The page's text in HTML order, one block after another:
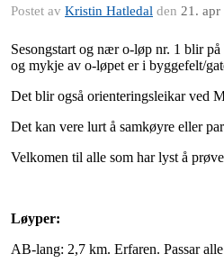
Postet av Kristin Hatledal den 21. apr
Sesongstart og nær o-løp nr. 1 blir på
og mykje av o-løpet er i byggefelt/
Det blir også orienteringsleikar ved
Det kan vere lurt å samkøyre eller
Velkomen til alle som har lyst å
Løyper:
AB-lang: 2,7 km. Erfaren. Passar